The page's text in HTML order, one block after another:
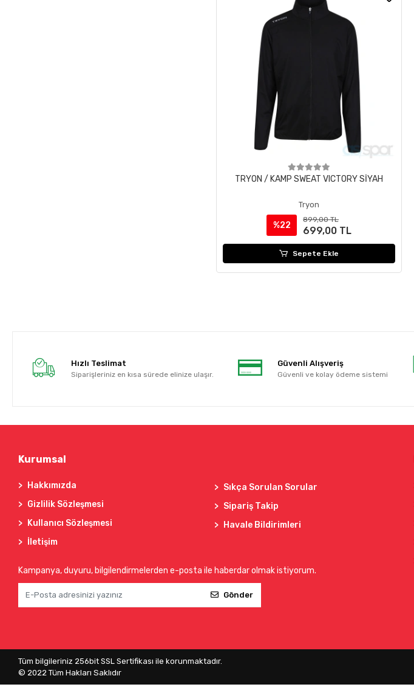
TRYON / KAMP SWEAT VICTORY SİYAH
Tryon
%22
899,00 TL
699,00 TL
Sepete Ekle
Hızlı Teslimat
Siparişleriniz en kısa sürede elinize ulaşır.
Güvenli Alışveriş
Güvenli ve kolay ödeme sistemi
Kurumsal
Hakkımızda
Gizlilik Sözleşmesi
Kullanıcı Sözleşmesi
İletişim
Sıkça Sorulan Sorular
Sipariş Takip
Havale Bildirimleri
Kampanya, duyuru, bilgilendirmelerden e-posta ile haberdar olmak istiyorum.
Gönder
Tüm bilgileriniz 256bit SSL Sertifikası ile korunmaktadır.
© 2022Tüm Hakları Saklıdır